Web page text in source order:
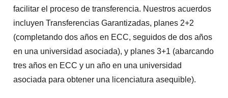
facilitar el proceso de transferencia. Nuestros acuerdos
incluyen Transferencias Garantizadas, planes 2+2
(completando dos años en ECC, seguidos de dos años
en una universidad asociada), y planes 3+1 (abarcando
tres años en ECC y un año en una universidad
asociada para obtener una licenciatura asequible).